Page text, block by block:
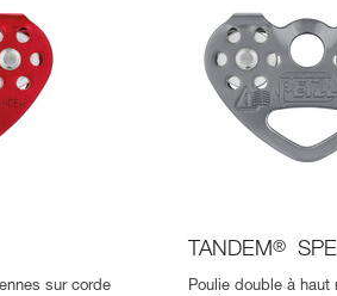
sur corde
TANDEM®
Poulie double à haut